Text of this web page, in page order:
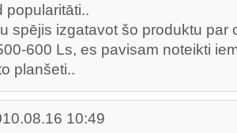
popularitāti..
spējis izgatavot šo produktu par
600 Ls, es pavisam noteikti
planšeti..
10:49